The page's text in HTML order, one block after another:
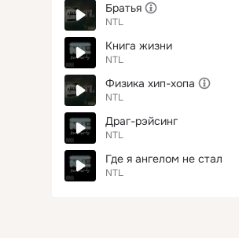
Братья
NTL
Книга жизни
NTL
Физика хип-хопа
NTL
Драг-рэйсинг
NTL
Где я ангелом не стал
NTL